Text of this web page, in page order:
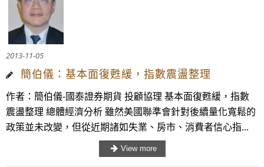
2013-11-05
簡伯儀：基本面復甦緩，指數震盪整理
作者：簡伯儀-國泰證券期貨 投顧協理 基本面復甦緩，指數
震盪整理 總體經濟分析 雖然美國聯準會針對後續量化寬鬆的
政策並未改變，但從近期諸如失業、房市、消費者信心指...